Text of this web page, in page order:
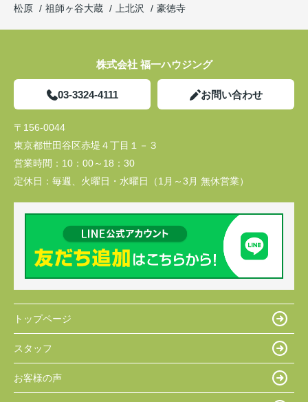
松原
祖師ヶ谷大蔵 上北沢 豪徳寺
株式会社 福一ハウジング
03-3324-4111 お問い合わせ
〒156-0044
東京都世田谷区赤堤４丁目１－３
営業時間： 10：00～18：30
定休日： 毎週、火曜日・水曜日（1月～3月 無休営業）
トップページ
スタッフ
お客様の声